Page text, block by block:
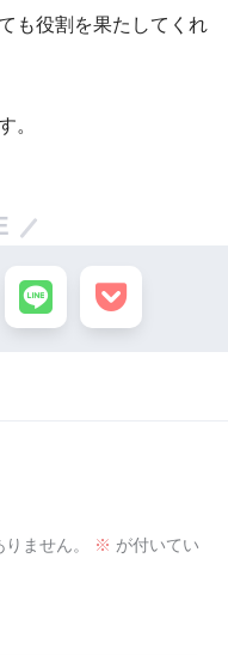
も役割を果たしてくれ
。
ません。 ※ が付いてい